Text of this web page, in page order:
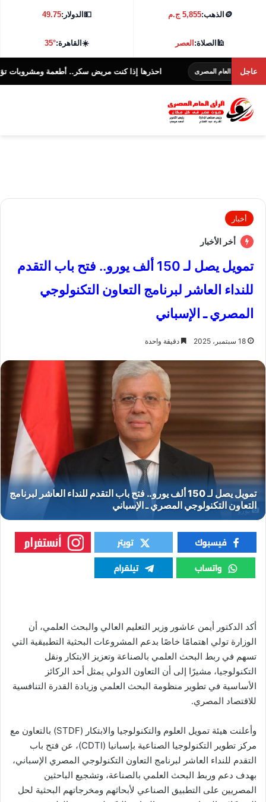
🪙 الذهب:5,855 ج.م 💵الدولار:49.75
🕌الصلاة:العصر ☀️القاهرة:35°
عاجل
العام المصرى احذرها إذا كنت مريض سكر.. أطعمة ومشروبات تؤثر على
أخبار
أخر الأخبار
تمويل يصل لـ 150 ألف يورو.. فتح باب التقدم
للنداء العاشر لبرنامج التعاون التكنولوجي
المصري ـ الإسباني
18 سبتمبر، 2025 دقيقة واحدة
يورو
أكد الدكتور أيمن عاشور وزير التعليم العالي والبحث العلمي، أن
الوزارة تولي اهتمامًا خاصًا بدعم المشروعات البحثية التطبيقية التي
تسهم في ربط البحث العلمي بالصناعة وتعزيز الابتكار ونقل
التكنولوجيا، مشيرًا إلى أن التعاون الدولي يمثل أحد الركائز
الأساسية في تطوير منظومة البحث العلمي وزيادة القدرة التنافسية
للاقتصاد المصري.
وأعلنت هيئة تمويل العلوم والتكنولوجيا والابتكار (STDF) بالتعاون مع
مركز تطوير التكنولوجيا الصناعية بإسبانيا (CDTI)، عن فتح باب
التقدم للنداء العاشر لبرنامج التعاون التكنولوجي المصري الإسباني،
بهدف دعم وربط البحث العلمي بالصناعة، وتشجيع الباحثين
المصريين على التطبيق الصناعي لأبحاثهم ومخرجاتهم البحثية لحل